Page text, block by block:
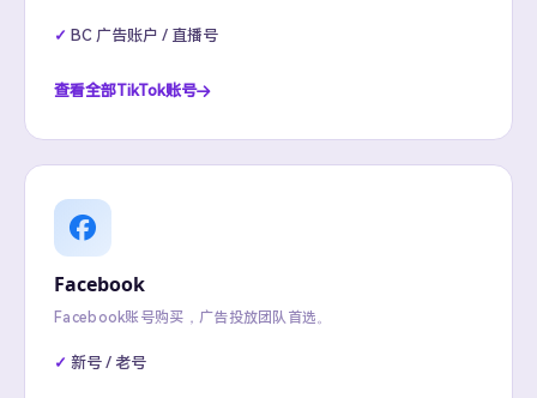
BC 广告账户 / 直播号
查看全部TikTok账号
Facebook
Facebook账号购买，广告投放团队首选。
新号 / 老号